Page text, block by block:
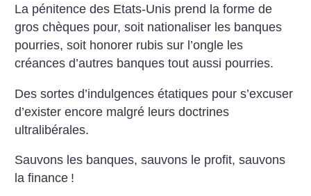
La pénitence des Etats-Unis prend la forme de
gros chèques pour, soit nationaliser les banques
pourries, soit honorer rubis sur l’ongle les
créances d’autres banques tout aussi pourries.
Des sortes d’indulgences étatiques pour s’excuser
d’exister encore malgré leurs doctrines
ultralibérales.
Sauvons les banques, sauvons le profit, sauvons
la finance !